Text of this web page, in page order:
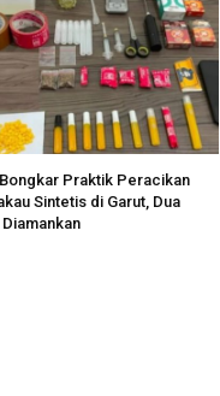
Praktik Peracikan
Sintetis di Garut, Dua